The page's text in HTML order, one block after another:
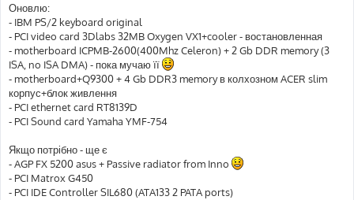
в
д
о
л
е
н
я
Оновлю:
- IBM PS/2 keyboard original
- PCI video card 3Dlabs 32MB Oxygen VX1+cooler - востановленная
- motherboard ICPMB-2600(400Mhz Celeron) + 2 Gb DDR memory (3
ISA, no ISA DMA) - пока мучаю її
- motherboard+Q9300 + 4 Gb DDR3 memory в колхозном ACER slim
корпус+блок живлення
- PCI ethernet card RT8139D
- PCI Sound card Yamaha YMF-754
Якщо потрібно - ще є
- AGP FX 5200 asus + Passive radiator from Inno
- PCI Matrox G450
- PCI IDE Controller SIL680 (ATA133 2 PATA ports)